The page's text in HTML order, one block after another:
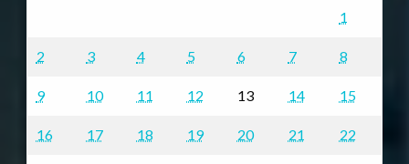
1
2 3 4 5 6 7 8
9 10 11 12 13 14 15
16 17 18 19 20 21 22